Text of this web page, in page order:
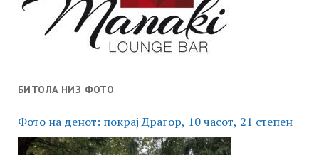
БИТОЛА НИЗ ФОТО
Фото на денот: покрај Драгор, 10 часот, 21 степен